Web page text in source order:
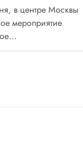
в центре Москвы
мероприятие